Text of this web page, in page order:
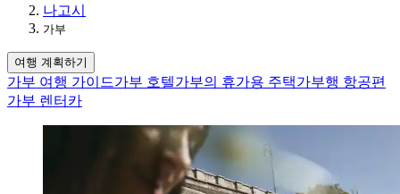
나고시
가부
여행 계획하기
가부 여행 가이드가부 호텔가부의 휴가용 주택가부행 항공편
가부 렌터카